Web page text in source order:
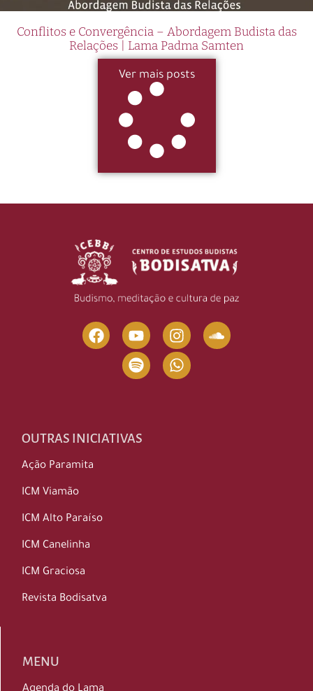
Conflitos e Convergência – Abordagem Budista das
Relações | Lama Padma Samten
Ver mais posts
OUTRAS INICIATIVAS
Ação Paramita
ICM Viamão
ICM Alto Paraíso
ICM Canelinha
ICM Graciosa
Revista Bodisatva
MENU